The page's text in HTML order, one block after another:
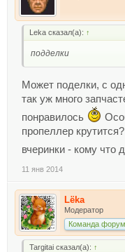
Leka сказал(а): ↑
подделки
Может поделки, с
так уж много
понравилось
пропеллер
вчеринки - кому что
11 янв 2014
Lёka
Модератор
Команда
Targitai сказал(а): ↑